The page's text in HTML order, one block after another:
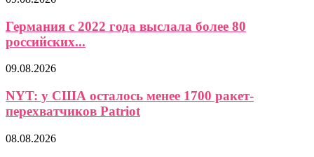
Германия с 2022 года выслала более 80
российских...
09.08.2026
NYT: у США осталось менее 1700 ракет-
перехватчиков Patriot
08.08.2026